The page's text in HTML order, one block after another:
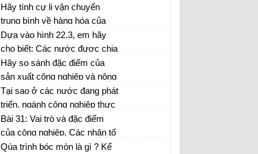
quyết định đối với sự phát
triển và phân bố các ngành
giao thông vận tải?
Hãy tính cự li vận chuyển
trung bình về hàng hóa của
một số loại phương tiện vận
tải ở nước ta năm 2003 theo
bảng số liệu trang 141.
Dựa vào hình 22.3, em hãy
cho biết: Các nước được chia
thành mấy nhóm có tỉ suất gia
tăng dân số tự nhiên khác
nhau?
Hãy so sánh đặc điểm của
sản xuất công nghiệp và nông
nghiệp?
Tại sao ở các nước đang phát
triển, ngành công nghiệp thực
phẩm được coi là ngành chủ
đạo?
Bài 31: Vai trò và đặc điểm
của công nghiệp. Các nhân tố
ảnh hưởng tới phát triển và
Qúa trình bóc mòn là gì ? Kể